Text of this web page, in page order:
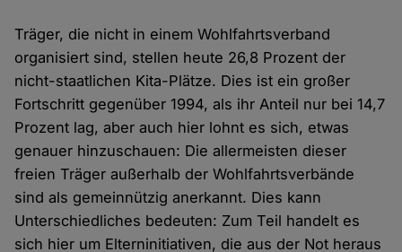
Träger, die nicht in einem Wohlfahrtsverband
organisiert sind, stellen heute 26,8 Prozent der
nicht-staatlichen Kita-Plätze. Dies ist ein großer
Fortschritt gegenüber 1994, als ihr Anteil nur bei 14,7
Prozent lag, aber auch hier lohnt es sich, etwas
genauer hinzuschauen: Die allermeisten dieser
freien Träger außerhalb der Wohlfahrtsverbände
sind als gemeinnützig anerkannt. Dies kann
Unterschiedliches bedeuten: Zum Teil handelt es
sich hier um Elterninitiativen, die aus der Not heraus